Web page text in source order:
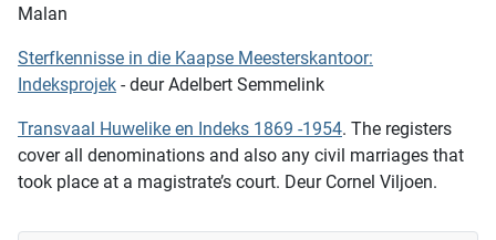
Malan
Sterfkennisse in die Kaapse Meesterskantoor:
Indeksprojek - deur Adelbert Semmelink
Transvaal Huwelike en Indeks 1869 -1954. The registers
cover all denominations and also any civil marriages that
took place at a magistrate’s court. Deur Cornel Viljoen.